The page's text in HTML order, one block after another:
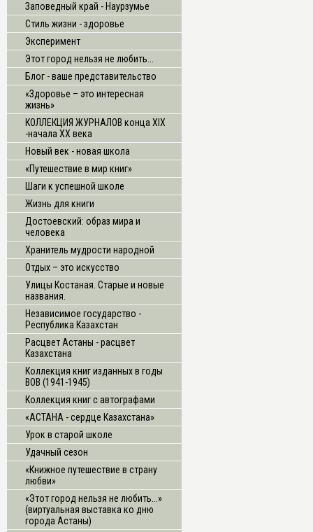
Заповедный край - Наурзумье
Стиль жизни - здоровье
Эксперимент
Этот город нельзя не любить...
Блог - ваше представительство
«Здоровье – это интересная
жизнь»
КОЛЛЕКЦИЯ ЖУРНАЛОВ конца XIX
-начала XX века
Новый век - новая школа
«Путешествие в мир книг»
Шаги к успешной школе
Жизнь для книги
Достоевский: образ мира и
человека
Хранитель мудрости народной
Отдых – это искусство
Улицы Костаная. Старые и новые
названия.
Независимое государство -
Республика Казахстан
Расцвет Астаны - расцвет
Казахстана
Коллекция книг изданных в годы
ВОВ (1941-1945)
Коллекция книг с автографами
«АСТАНА - сердце Казахстана»
Урок в старой школе
Удачный сезон
«Книжное путешествие в страну
любви»
«Этот город нельзя не любить...»
(виртуальная выставка ко дню
города Астаны)